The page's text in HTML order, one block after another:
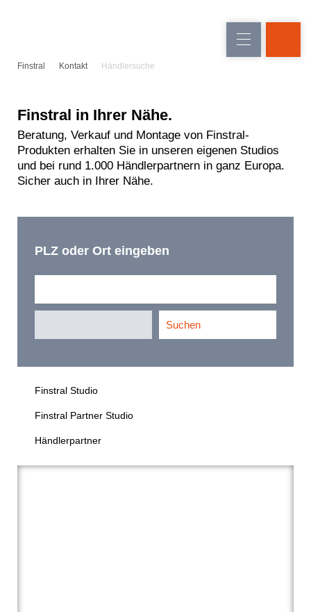
Glaswände
Finstral Kontakt Händlersuche
Finstral in Ihrer Nähe.
Beratung, Verkauf und Montage von Finstral-
Produkten erhalten Sie in unseren eigenen Studios
und bei rund 1.000 Händlerpartnern in ganz Europa.
Sicher auch in Ihrer Nähe.
Suchen
PLZ oder Ort eingeben
Finstral Studio
Finstral Partner Studio
Händlerpartner